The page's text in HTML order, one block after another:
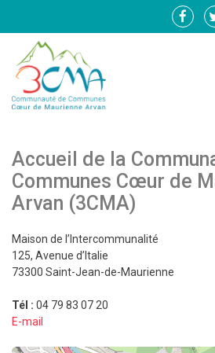
Lien
Accueil de la
Communes Cœur de
Arvan (3CMA)
Maison de l’Intercommunalité
125, Avenue d’Italie
73300 Saint-Jean-de-Maurienne
Tél : 04 79 83 07 20
E-mail